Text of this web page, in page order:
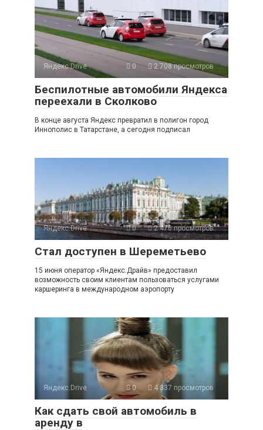
Яндекс.Drive 0 2 708 просмотров
Беспилотные автомобили Яндекса
переехали в Сколково
В конце августа Яндекс превратил в полигон город
Иннополис в Татарстане, а сегодня подписал
Яндекс.Drive 0 2 476 просмотров
Стал доступен в Шереметьево
15 июня оператор «Яндекс.Драйв» предоставил
возможность своим клиентам пользоваться услугами
каршеринга в международном аэропорту
Яндекс.Drive 0 4 337 просмотров
Как сдать свой автомобиль в
аренду в